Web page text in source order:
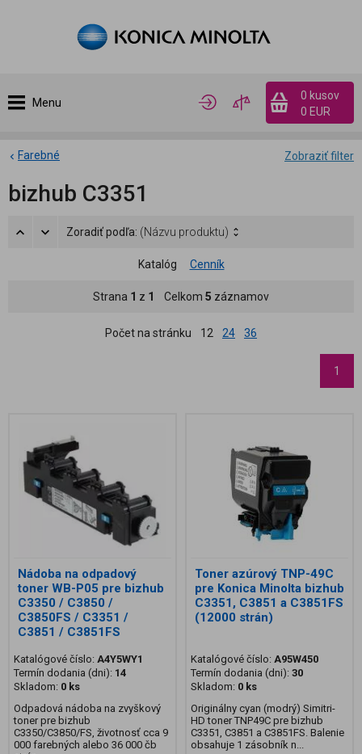
Menu
0 kusov
0 EUR
Zobraziť filter
Farebné
bizhub C3351
Zoradiť podľa: (Názvu produktu)
Katalóg Cenník
Strana 1 z 1 Celkom 5 záznamov
Počet na stránku 12 24 36
1
Nádoba na odpadový
toner WB-P05 pre bizhub
C3350 / C3850 /
C3850FS / C3351 /
C3851 / C3851FS
Katalógové číslo: A4Y5WY1
Termín dodania (dni): 14
Skladom: 0 ks
Odpadová nádoba na zvyškový
toner pre bizhub
C3350/C3850/FS, životnosť cca 9
000 farebných alebo 36 000 čb
Toner azúrový TNP-49C
pre Konica Minolta bizhub
C3351, C3851 a C3851FS
(12000 strán)
Katalógové číslo: A95W450
Termín dodania (dni): 30
Skladom: 0 ks
Originálny cyan (modrý) Simitri-
HD toner TNP49C pre bizhub
C3351, C3851 a C3851FS. Balenie
obsahuje 1 zásobník n...